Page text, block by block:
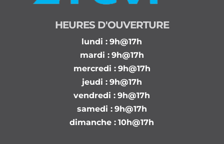
HEURES D'OUVERTURE
lundi : 9h@17h
mardi : 9h@17h
mercredi : 9h@17h
jeudi : 9h@17h
vendredi : 9h@17h
samedi : 9h@17h
dimanche : 10h@17h